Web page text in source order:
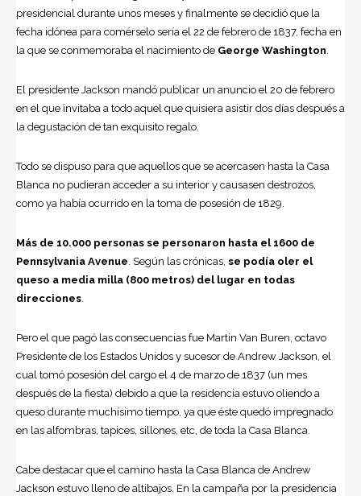
presidencial durante unos meses y finalmente se decidió que la
fecha idónea para comérselo sería el 22 de febrero de 1837, fecha en
la que se conmemoraba el nacimiento de George Washington.
El presidente Jackson mandó publicar un anuncio el 20 de febrero
en el que invitaba a todo aquel que quisiera asistir dos días después a
la degustación de tan exquisito regalo.
Todo se dispuso para que aquellos que se acercasen hasta la Casa
Blanca no pudieran acceder a su interior y causasen destrozos,
como ya había ocurrido en la toma de posesión de 1829.
Más de 10.000 personas se personaron hasta el 1600 de
Pennsylvania Avenue. Según las crónicas, se podía oler el
queso a media milla (800 metros) del lugar en todas
direcciones.
Pero el que pagó las consecuencias fue Martin Van Buren, octavo
Presidente de los Estados Unidos y sucesor de Andrew Jackson, el
cual tomó posesión del cargo el 4 de marzo de 1837 (un mes
después de la fiesta) debido a que la residencia estuvo oliendo a
queso durante muchísimo tiempo, ya que éste quedó impregnado
en las alfombras, tapices, sillones, etc, de toda la Casa Blanca.
Cabe destacar que el camino hasta la Casa Blanca de Andrew
Jackson estuvo lleno de altibajos. En la campaña por la presidencia